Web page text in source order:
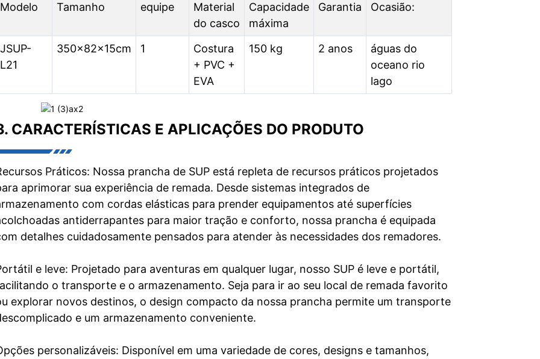
Modelo Tamanho equipe
Material
do casco
Capacidade
máxima
Garantia Ocasião:
JSUP-
L21
350x82x15cm 1
Costura
+ PVC +
EVA
150 kg 2 anos
águas do
oceano rio
lago
CARACTERÍSTICAS E APLICAÇÕES DO PRODUTO
Práticos: Nossa prancha de SUP está repleta de recursos práticos projetados
aprimorar sua experiência de remada. Desde sistemas integrados de
com cordas elásticas para prender equipamentos até superfícies
antiderrapantes para maior tração e conforto, nossa prancha é equipada
detalhes cuidadosamente pensados ​​para atender às necessidades dos remadores.
e leve: Projetado para aventuras em qualquer lugar, nosso SUP é leve e portátil,
o transporte e o armazenamento. Seja para ir ao seu local de remada favorito
explorar novos destinos, o design compacto da nossa prancha permite um transporte
e um armazenamento conveniente.
personalizáveis: Disponível em uma variedade de cores, designs e tamanhos,